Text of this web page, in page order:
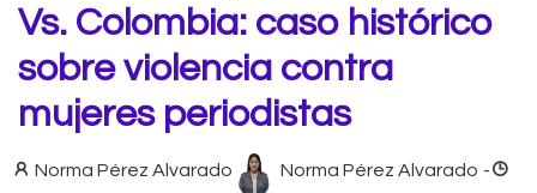
Vs. Colombia: caso histórico
sobre violencia contra
mujeres periodistas
Norma Pérez Alvarado Norma Pérez Alvarado -